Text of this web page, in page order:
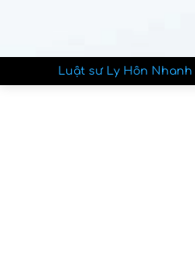
Luật sư Ly Hôn Nhanh